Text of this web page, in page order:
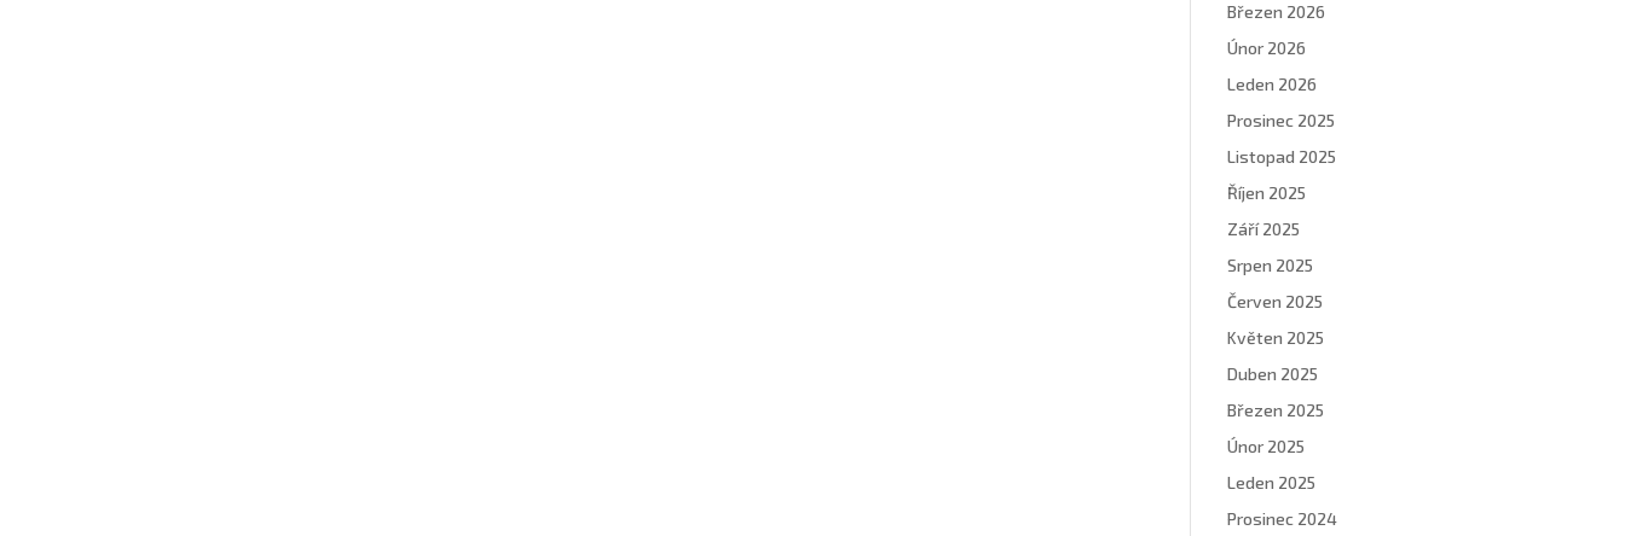
Březen 2026
Únor 2026
Leden 2026
Prosinec 2025
Listopad 2025
Říjen 2025
Září 2025
Srpen 2025
Červen 2025
Květen 2025
Duben 2025
Březen 2025
Únor 2025
Leden 2025
Prosinec 2024